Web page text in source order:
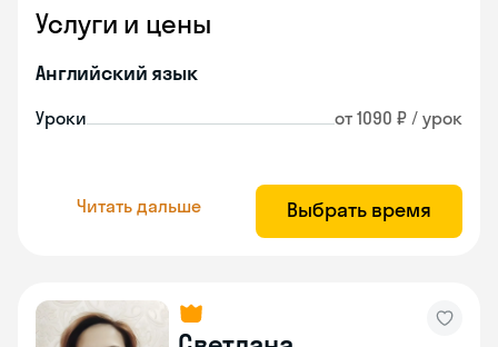
Услуги и цены
Английский язык
Уроки от 1090 ₽ / урок
Читать дальше Выбрать время